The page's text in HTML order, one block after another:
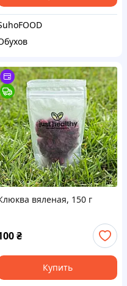
вяленая, 150 г
₴
Купить